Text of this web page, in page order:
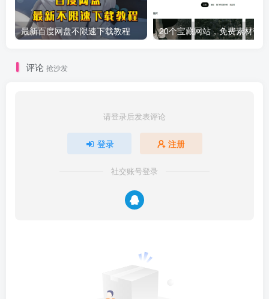
最新百度网盘不限速下载教程
评论 抢沙发
请登录后发表评论
登录 注册
社交账号登录